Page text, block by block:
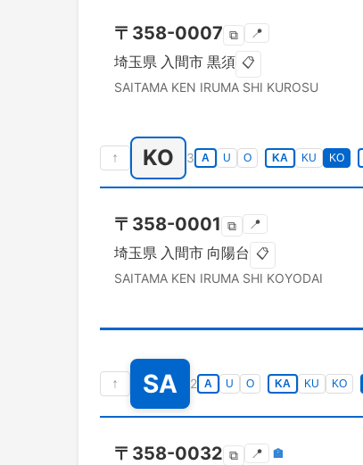
〒 358-0007 ⧉ 📍
埼玉県 入間市 黒須 📋
SAITAMA KEN IRUMA SHI KUROSU
↑ KO 3 A U O KA KU KO
〒 358-0001 ⧉ 📍
埼玉県 入間市 向陽台 📋
SAITAMA KEN IRUMA SHI KOYODAI
↑ SA 2 A U O KA KU KO
〒 358-0032 ⧉ 📍 🏣